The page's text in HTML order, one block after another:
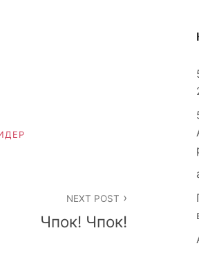
NEXT POST
Чпок! Чпок!